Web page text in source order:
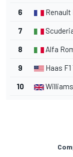
6 Renault
7
8 Alfa
9 Haas
10 Williams